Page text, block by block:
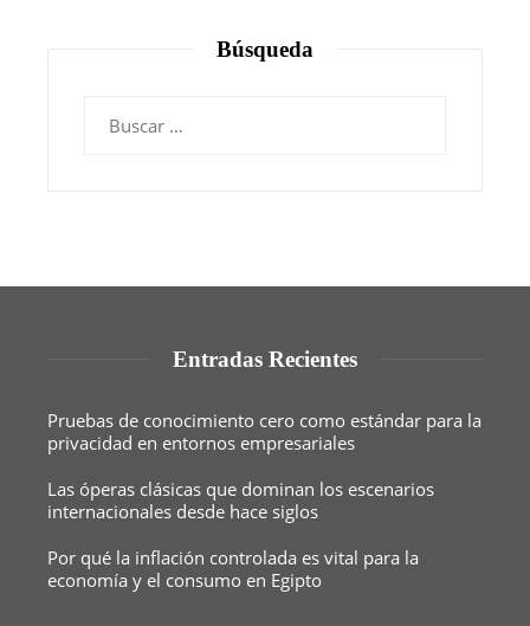
Búsqueda
Entradas Recientes
Pruebas de conocimiento cero como estándar para la
privacidad en entornos empresariales
Las óperas clásicas que dominan los escenarios
internacionales desde hace siglos
Por qué la inflación controlada es vital para la
economía y el consumo en Egipto